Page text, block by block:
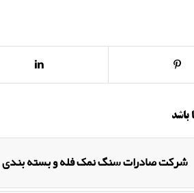
باشد
شرکت صادرات سنگ نمک فله و بسته بندی